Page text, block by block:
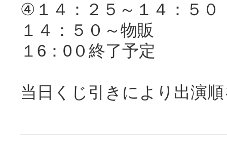
④ １４：２５～１４：５０
１４：５０～物販
１6：0０終了予定
当日くじ引きにより出演